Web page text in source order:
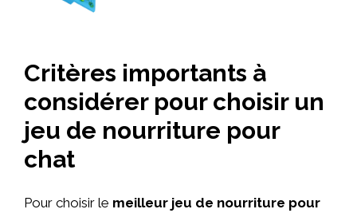
Critères importants à
considérer pour choisir un
jeu de nourriture pour
chat
Pour choisir le meilleur jeu de nourriture pour